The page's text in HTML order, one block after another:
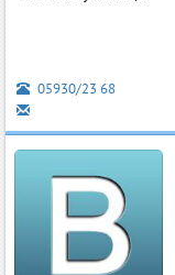
05930/23 68